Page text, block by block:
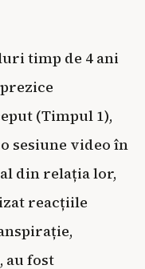
timp de 4 ani
(Timpul 1),
sesiune video în
din relația lor,
reacțiile
au fost